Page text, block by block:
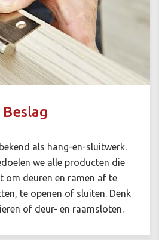
Beslag
als hang-en-sluitwerk.
we alle producten die
om deuren en ramen af te
te openen of sluiten. Denk
of deur- en raamsloten.